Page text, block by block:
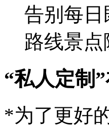
告别每日
路线景
“私人定制
*为了更好